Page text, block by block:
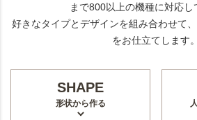
まで800以上の機種に対応し
好きなタイプとデザインを組み合わせて
をお仕立てします。
SHAPE
形状から作る